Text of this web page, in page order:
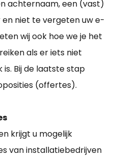
achternaam, een (vast)
niet te vergeten uw e-
wij ook hoe we je het
als er iets niet
is. Bij de laatste stap
(offertes).
krijgt u mogelijk
van installatiebedrijven